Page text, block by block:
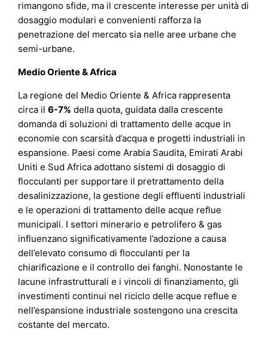
rimangono sfide, ma il crescente interesse per unità di
dosaggio modulari e convenienti rafforza la
penetrazione del mercato sia nelle aree urbane che
semi-urbane.
Medio Oriente & Africa
La regione del Medio Oriente & Africa rappresenta
circa il6-7% della quota, guidata dalla crescente
domanda di soluzioni di trattamento delle acque in
economie con scarsità d’acqua e progetti industriali in
espansione. Paesi come Arabia Saudita, Emirati Arabi
Uniti e Sud Africa adottano sistemi di dosaggio di
flocculanti per supportare il pretrattamento della
desalinizzazione, la gestione degli effluenti industriali
e le operazioni di trattamento delle acque reflue
municipali. I settori minerario e petrolifero & gas
influenzano significativamente l’adozione a causa
dell’elevato consumo di flocculanti per la
chiarificazione e il controllo dei fanghi. Nonostante le
lacune infrastrutturali e i vincoli di finanziamento, gli
investimenti continui nel riciclo delle acque reflue e
nell’espansione industriale sostengono una crescita
costante del mercato.